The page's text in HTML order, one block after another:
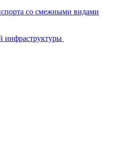
со смежными видами
инфраструктуры